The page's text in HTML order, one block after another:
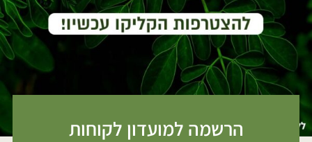
הרשמה למועדון לקוחות